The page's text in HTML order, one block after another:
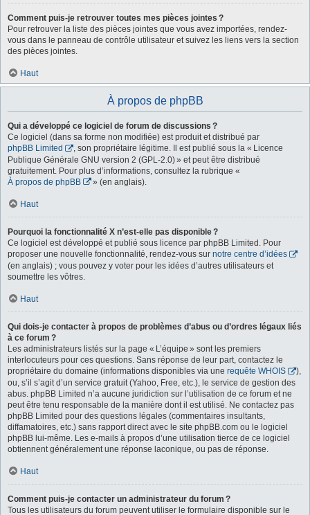
Comment puis-je retrouver toutes mes pièces jointes ?
Pour retrouver la liste des pièces jointes que vous avez importées, rendez-
vous dans le panneau de contrôle utilisateur et suivez les liens vers la section
des pièces jointes.
Haut
À propos de phpBB
Qui a développé ce logiciel de forum de discussions ?
Ce logiciel (dans sa forme non modifiée) est produit et distribué par
phpBB Limited
, son propriétaire légitime. Il est publié sous la « Licence
Publique Générale GNU version 2 (GPL-2.0) » et peut être distribué
gratuitement. Pour plus d’informations, consultez la rubrique «
À propos de phpBB
» (en anglais).
Haut
Pourquoi la fonctionnalité X n’est-elle pas disponible ?
Ce logiciel est développé et publié sous licence par phpBB Limited. Pour
proposer une nouvelle fonctionnalité, rendez-vous sur notre centre d’idées
(en anglais) ; vous pouvez y voter pour les idées d’autres utilisateurs et
soumettre les vôtres.
Haut
Qui dois-je contacter à propos de problèmes d’abus ou d’ordres légaux liés
à ce forum ?
Les administrateurs listés sur la page « L’équipe » sont les premiers
interlocuteurs pour ces questions. Sans réponse de leur part, contactez le
propriétaire du domaine (informations disponibles via une requête WHOIS
),
ou, s’il s’agit d’un service gratuit (Yahoo, Free, etc.), le service de gestion des
abus. phpBB Limited n’a aucune juridiction sur l’utilisation de ce forum et ne
peut être tenu responsable de la manière dont il est utilisé. Ne contactez pas
phpBB Limited pour des questions légales (commentaires insultants,
diffamatoires, etc.) sans rapport direct avec le site phpBB.com ou le logiciel
phpBB lui-même. Les e-mails à propos d’une utilisation tierce de ce logiciel
obtiennent généralement une réponse laconique, ou pas de réponse.
Haut
Comment puis-je contacter un administrateur du forum ?
Tous les utilisateurs du forum peuvent utiliser le formulaire disponible sur le